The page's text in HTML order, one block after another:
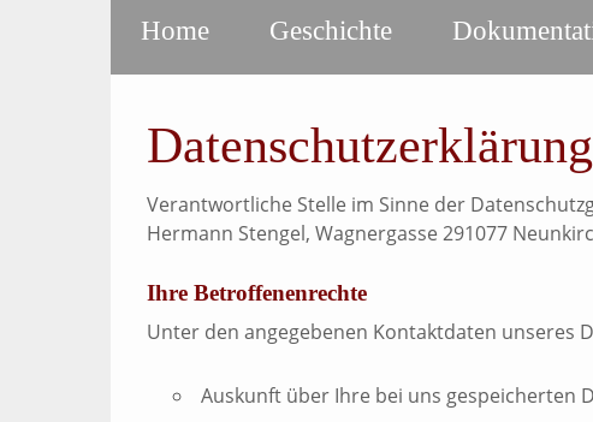
Home Geschichte
Datenschutzerklärung
Verantwortliche Stelle im Sinne der
Hermann Stengel, Wagnergasse 291077
Ihre Betroffenenrechte
Unter den angegebenen Kontaktdaten unseres
Auskunft über Ihre bei uns gespeicherten